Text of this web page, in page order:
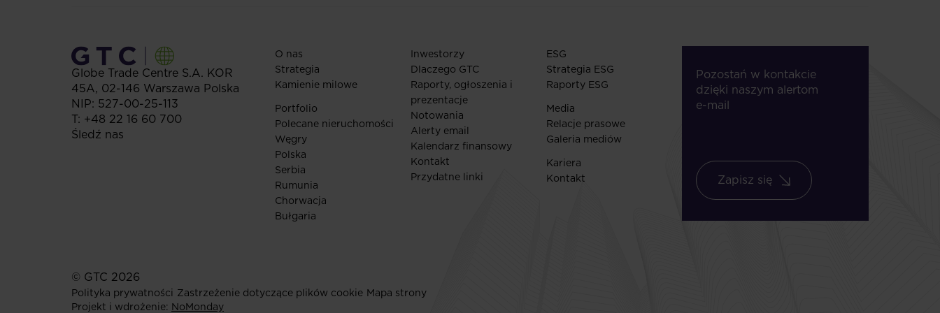
Globe Trade Centre S.A. KOR
45A, 02-146 Warszawa Polska
NIP: 527-00-25-113
T: +48 22 16 60 700
Śledź nas
O nas
Strategia
Kamienie milowe
Portfolio
Polecane nieruchomości
Węgry
Polska
Serbia
Rumunia
Chorwacja
Bułgaria
Inwestorzy
Dlaczego GTC
Raporty, ogłoszenia i
prezentacje
Notowania
Alerty email
Kalendarz finansowy
Kontakt
Przydatne linki
ESG
Strategia ESG
Raporty ESG
Media
Relacje prasowe
Galeria mediów
Kariera
Kontakt
Pozostań w kontakcie
dzięki naszym alertom
e-mail
Zapisz się
© GTC 2026
Polityka prywatności Zastrzeżenie dotyczące plików cookie Mapa strony
Projekt i wdrożenie: NoMonday